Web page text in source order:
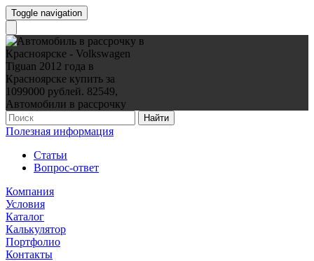
Toggle navigation
Найти
Полезная информация
Статьи
Вопрос-ответ
Компания
Условия
Каталог
Калькулятор
Портфолио
Контакты